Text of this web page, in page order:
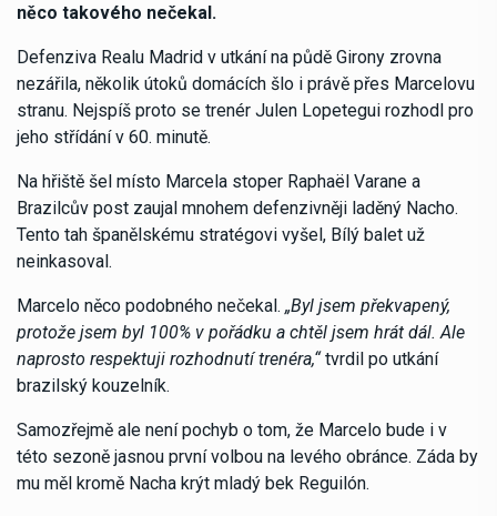
něco takového nečekal.
Defenziva Realu Madrid v utkání na půdě Girony zrovna
nezářila, několik útoků domácích šlo i právě přes Marcelovu
stranu. Nejspíš proto se trenér Julen Lopetegui rozhodl pro
jeho střídání v 60. minutě.
Na hřiště šel místo Marcela stoper Raphaël Varane a
Brazilcův post zaujal mnohem defenzivněji laděný Nacho.
Tento tah španělskému stratégovi vyšel, Bílý balet už
neinkasoval.
Marcelo něco podobného nečekal. „Byl jsem překvapený,
protože jsem byl 100% v pořádku a chtěl jsem hrát dál. Ale
naprosto respektuji rozhodnutí trenéra,“tvrdil po utkání
brazilský kouzelník.
Samozřejmě ale není pochyb o tom, že Marcelo bude i v
této sezoně jasnou první volbou na levého obránce. Záda by
mu měl kromě Nacha krýt mladý bek Reguilón.